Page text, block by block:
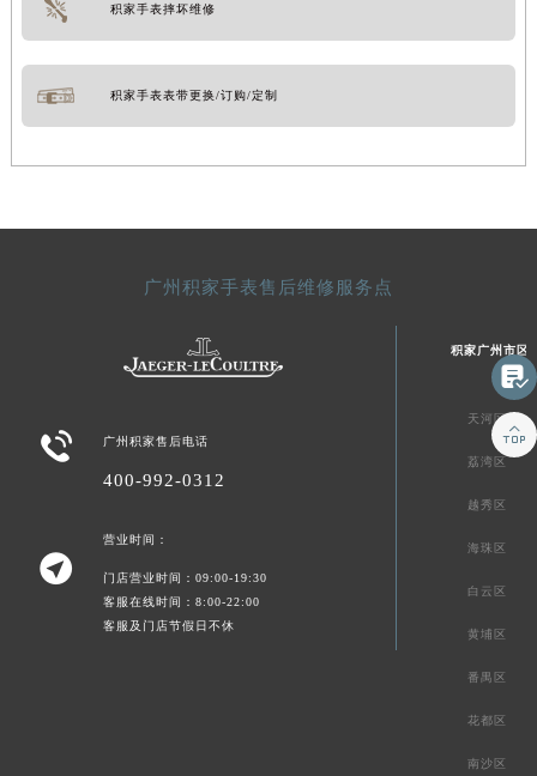
积家手表摔坏维修
积家手表表带更换/订购/定制
广州积家手表售后维修服务点
 广州积家售后电话
400-992-0312

营业时间：
门店营业时间：09:00-19:30
客服在线时间：8:00-22:00
客服及门店节假日不休
积家广州市区
天河区
荔湾区
越秀区
海珠区
白云区
黄埔区
番禺区
花都区
南沙区

